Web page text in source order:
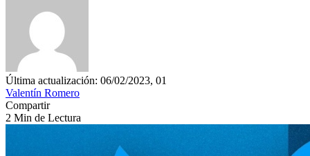
Última actualización: 06/02/2023, 01
Valentín Romero
Compartir
2 Min de Lectura